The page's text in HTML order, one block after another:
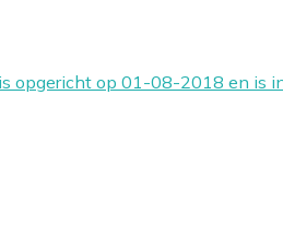
opgericht op 01-08-2018 en is